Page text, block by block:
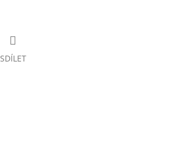
SDÍLET